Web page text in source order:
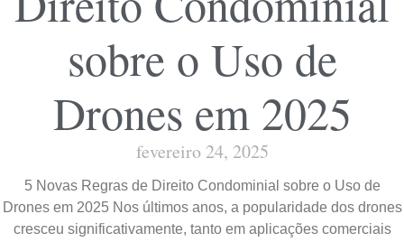
sobre o Uso de
Drones em 2025
fevereiro 24, 2025
5 Novas Regras de Direito Condominial sobre o Uso de
Drones em 2025 Nos últimos anos, a popularidade dos drones
cresceu significativamente, tanto em aplicações comerciais